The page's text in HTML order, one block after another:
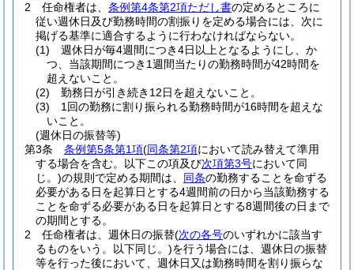
2
任命権者は、 条例第4条第2項ただし書の定めるところに
従い週休日及び勤務時間の割振りを定める場合には、次に
掲げる基準に適合するように行わなければならない。
(1)
週休日が毎4週間につき4日以上となるようにし、か
つ、当該期間につき1週間当たりの勤務時間が42時間を
超えないこと。
(2)
勤務日が引き続き12日を超えないこと。
(3)
1回の勤務に割り振られる勤務時間が16時間を超えな
いこと。
(週休日の振替等)
第3条
条例第5条第1項(同条第2項において読み替えて準用
する場合を含む。以下この項及び次項第3号において同
じ。)の規則で定める期間は、 同条の勤務することを命ずる
必要がある日を起算日とする4週間前の日から当該勤務する
ことを命ずる必要がある日を起算日とする8週間後の日まで
の期間とする。
2
任命権者は、週休日の振替(次の各号のいずれかに該当す
るものをいう。以下同じ。)を行う場合には、週休日の振替
等を行った後において、週休日又は勤務時間を割り振らな